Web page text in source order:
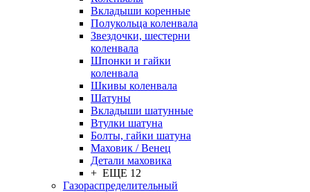
Вкладыши коренные
Полукольца коленвала
Звездочки, шестерни
коленвала
Шпонки и гайки
коленвала
Шкивы коленвала
Шатуны
Вкладыши шатунные
Втулки шатуна
Болты, гайки шатуна
Маховик / Венец
Детали маховика
+ ЕЩЕ 12
Газораспределительный